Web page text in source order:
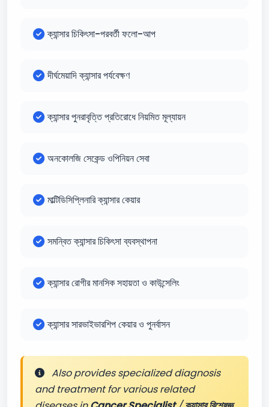
ক্যান্সার চিকিৎসা-পরবর্তী ফলো-আপ
দীর্ঘমেয়াদি ক্যান্সার পর্যবেক্ষণ
ক্যান্সার পুনরাবৃত্তি প্রতিরোধে নিয়মিত মূল্যায়ন
অনকোলজি সেকেন্ড ওপিনিয়ন সেবা
মাল্টিডিসিপ্লিনারি ক্যান্সার কেয়ার
সমন্বিত ক্যান্সার চিকিৎসা ব্যবস্থাপনা
ক্যান্সার রোগীর মানসিক সহায়তা ও কাউন্সেলিং
ক্যান্সার সারভাইভারশিপ কেয়ার ও পুনর্বাসন
Also provides specialized diagnosis
and treatment for various related